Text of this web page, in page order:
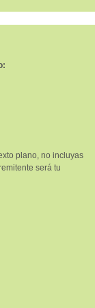
plano, no incluyas
será tu